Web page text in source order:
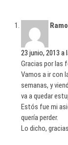
23 junio, 2013 a
Gracias por las
Vamos a ir con
semanas, y
va a quedar
Estós fue mi
quería perder.
Lo dicho,